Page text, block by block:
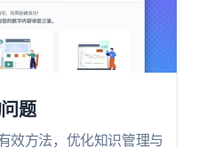
题
效方法，优化知识管理与